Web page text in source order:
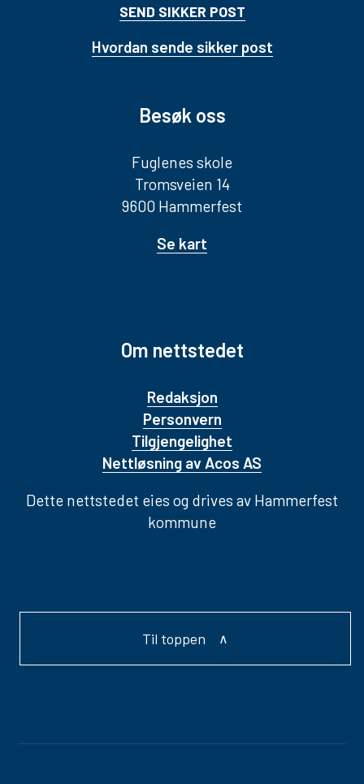
SEND SIKKER POST
Hvordan sende sikker post
Besøk oss
Fuglenes skole
Tromsveien 14
9600 Hammerfest
Se kart
Om nettstedet
Redaksjon
Personvern
Tilgjengelighet
Nettløsning av Acos AS
Dette nettstedet eies og drives av Hammerfest
kommune
Til toppen